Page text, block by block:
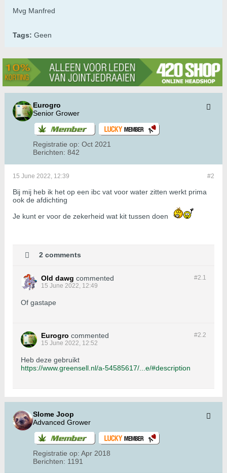
Mvg Manfred
Tags: Geen
Eurogro
Senior Grower
Registratie op: Oct 2021
Berichten: 842
#2
15 June 2022, 12:39
Bij mij heb ik het op een ibc vat voor water zitten werkt prima
ook de afdichting
Je kunt er voor de zekerheid wat kit tussen doen
2 comments
#2.1
Old dawg commented
15 June 2022, 12:49
Of gastape
#2.2
Eurogro commented
15 June 2022, 12:52
Heb deze gebruikt
https://www.greensell.nl/a-54585617/...e/#description
Slome Joop
Advanced Grower
Registratie op: Apr 2018
Berichten: 1191